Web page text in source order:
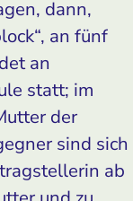
dann,
an fünf
an
statt; im
der
sind sich
ab